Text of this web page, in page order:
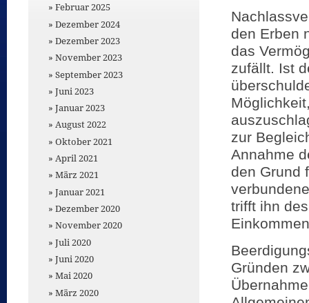
den Erben
das
zufällt. Ist
zur
Annahme
den Grund
trifft ihn
Gründen
Februar 2025
Dezember 2024
Dezember 2023
November 2023
September 2023
Juni 2023
Januar 2023
August 2022
Oktober 2021
April 2021
März 2021
Januar 2021
Dezember 2020
November 2020
Juli 2020
Juni 2020
Mai 2020
März 2020